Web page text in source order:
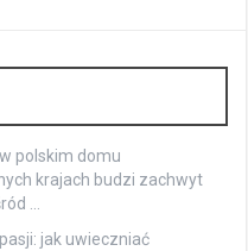
polskim domu
krajach budzi zachwyt
…
jak uwieczniać